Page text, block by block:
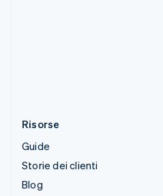
Risorse
Guide
Storie dei clienti
Blog